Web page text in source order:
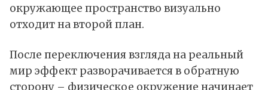
окружающее пространство визуально
отходит на второй план.
После переключения взгляда на реальный
мир эффект разворачивается в обратную
сторону – физическое окружение начинает